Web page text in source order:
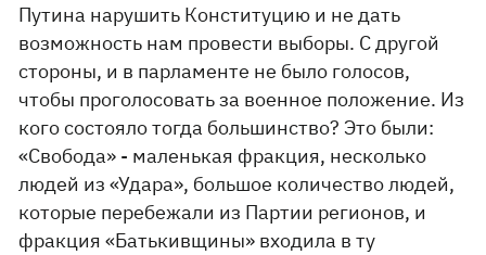
Путина нарушить Конституцию и не дать
возможность нам провести выборы. С другой
стороны, и в парламенте не было голосов,
чтобы проголосовать за военное положение. Из
кого состояло тогда большинство? Это были:
«Свобода» - маленькая фракция, несколько
людей из «Удара», большое количество людей,
которые перебежали из Партии регионов, и
фракция «Батькивщины» входила в ту